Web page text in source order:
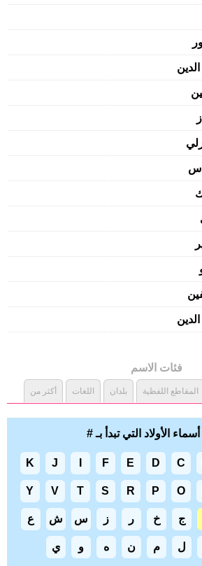
فئات الاسم
المقاطع اللفظية بلدان اللغات أكثر من
أسماء الأولاد التي تبدأ بـ #
C
D
E
F
J
K
O
P
R
S
T
V
Y
ج خ ر ز س ش ع
ل م ن ه و ي